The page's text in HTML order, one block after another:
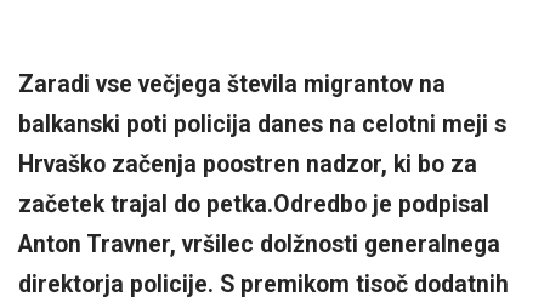
Zaradi vse večjega števila migrantov na
balkanski poti policija danes na celotni meji s
Hrvaško začenja poostren nadzor, ki bo za
začetek trajal do petka.Odredbo je podpisal
Anton Travner, vršilec dolžnosti generalnega
direktorja policije. S premikom tisoč dodatnih